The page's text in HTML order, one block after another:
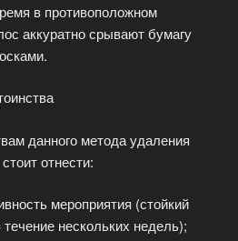
в противоположном
аккуратно срывают бумагу
данного метода удаления
отнести:
мероприятия (стойкий
нескольких недель);